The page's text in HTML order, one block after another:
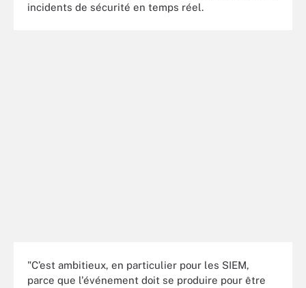
incidents de sécurité en temps réel.
"C’est ambitieux, en particulier pour les SIEM,
parce que l'événement doit se produire pour être